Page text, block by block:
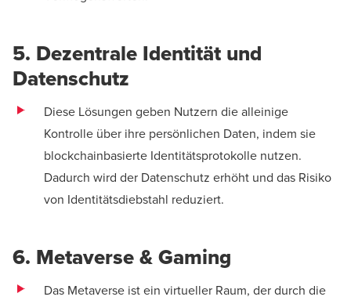
5. Dezentrale Identität und
Datenschutz
Diese Lösungen geben Nutzern die alleinige
Kontrolle über ihre persönlichen Daten, indem sie
blockchainbasierte Identitätsprotokolle nutzen.
Dadurch wird der Datenschutz erhöht und das Risiko
von Identitätsdiebstahl reduziert.
6. Metaverse & Gaming
Das Metaverse ist ein virtueller Raum, der durch die